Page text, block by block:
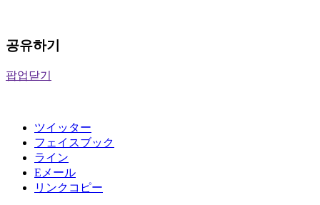
공유하기
팝업닫기
ツイッター
フェイスブック
ライン
Eメール
リンクコピー